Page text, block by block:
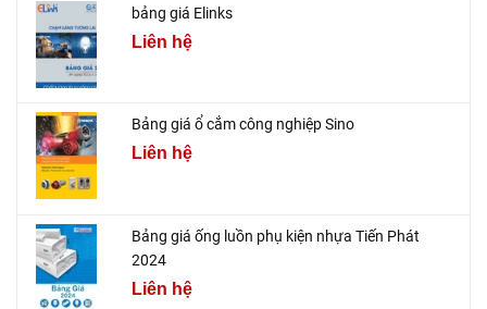
bảng giá Elinks
Liên hệ
Bảng giá ổ cắm công nghiệp Sino
Liên hệ
Bảng giá ống luồn phụ kiện nhựa Tiến Phát
2024
Liên hệ